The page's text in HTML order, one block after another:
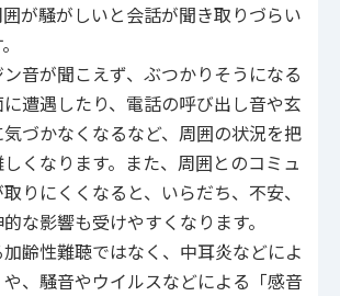
が騒がしいと会話が聞き取りづらい
音が聞こえず、ぶつかりそうになる
遭遇したり、電話の呼び出し音や玄
づかなくなるなど、周囲の状況を把
くなります。また、周囲とのコミュ
りにくくなると、いらだち、不安、
な影響も受けやすくなります。
齢性難聴ではなく、中耳炎などによ
、騒音やウイルスなどによる「感音